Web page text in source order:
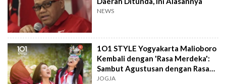
NEWS
1O1 STYLE Yogyakarta Malioboro
Kembali dengan 'Rasa Merdeka':
Sambut Agustusan dengan Rasa
dan Tawa
JOGJA